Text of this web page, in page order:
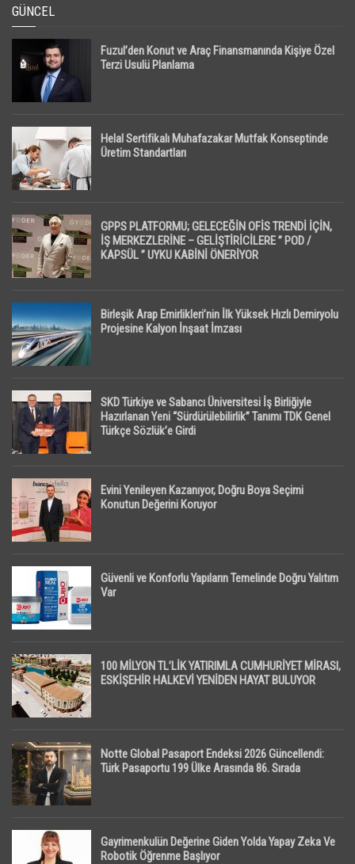
GÜNCEL
Fuzul’den Konut ve Araç Finansmanında Kişiye Özel
Terzi Usulü Planlama
Helal Sertifikalı Muhafazakar Mutfak Konseptinde
Üretim Standartları
GPPS PLATFORMU; GELECEĞİN OFİS TRENDİ İÇİN,
İŞ MERKEZLERİNE – GELİŞTİRİCİLERE ” POD /
KAPSÜL ” UYKU KABİNİ ÖNERİYOR
Birleşik Arap Emirlikleri’nin İlk Yüksek Hızlı Demiryolu
Projesine Kalyon İnşaat İmzası
SKD Türkiye ve Sabancı Üniversitesi İş Birliğiyle
Hazırlanan Yeni “Sürdürülebilirlik” Tanımı TDK Genel
Türkçe Sözlük’e Girdi
Evini Yenileyen Kazanıyor, Doğru Boya Seçimi
Konutun Değerini Koruyor
Güvenli ve Konforlu Yapıların Temelinde Doğru Yalıtım
Var
100 MİLYON TL’LİK YATIRIMLA CUMHURİYET MİRASI,
ESKİŞEHİR HALKEVİ YENİDEN HAYAT BULUYOR
Notte Global Pasaport Endeksi 2026 Güncellendi:
Türk Pasaportu 199 Ülke Arasında 86. Sırada
Gayrimenkulün Değerine Giden Yolda Yapay Zeka Ve
Robotik Öğrenme Başlıyor